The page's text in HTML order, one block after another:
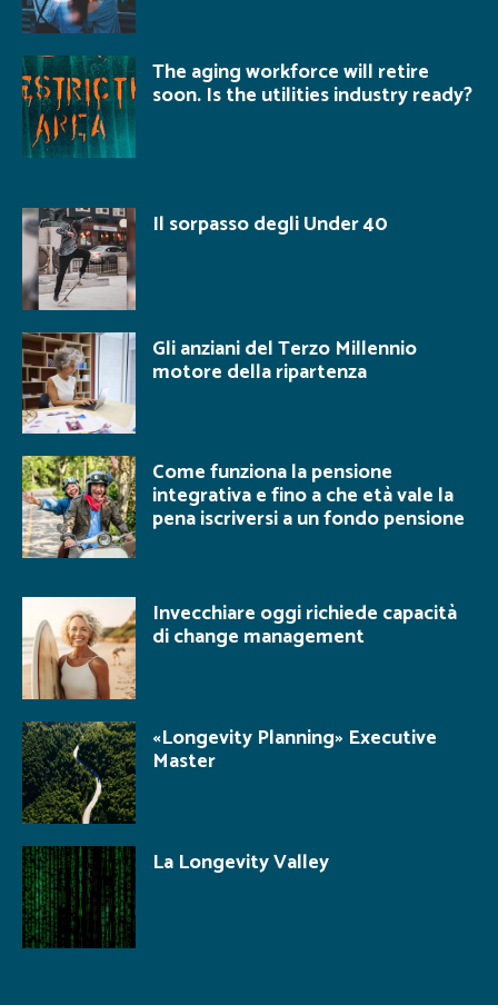
The aging workforce will retire
soon. Is the utilities industry ready?
Il sorpasso degli Under 40
Gli anziani del Terzo Millennio
motore della ripartenza
Come funziona la pensione
integrativa e fino a che età vale la
pena iscriversi a un fondo pensione
Invecchiare oggi richiede capacità
di change management
«Longevity Planning» Executive
Master
La Longevity Valley